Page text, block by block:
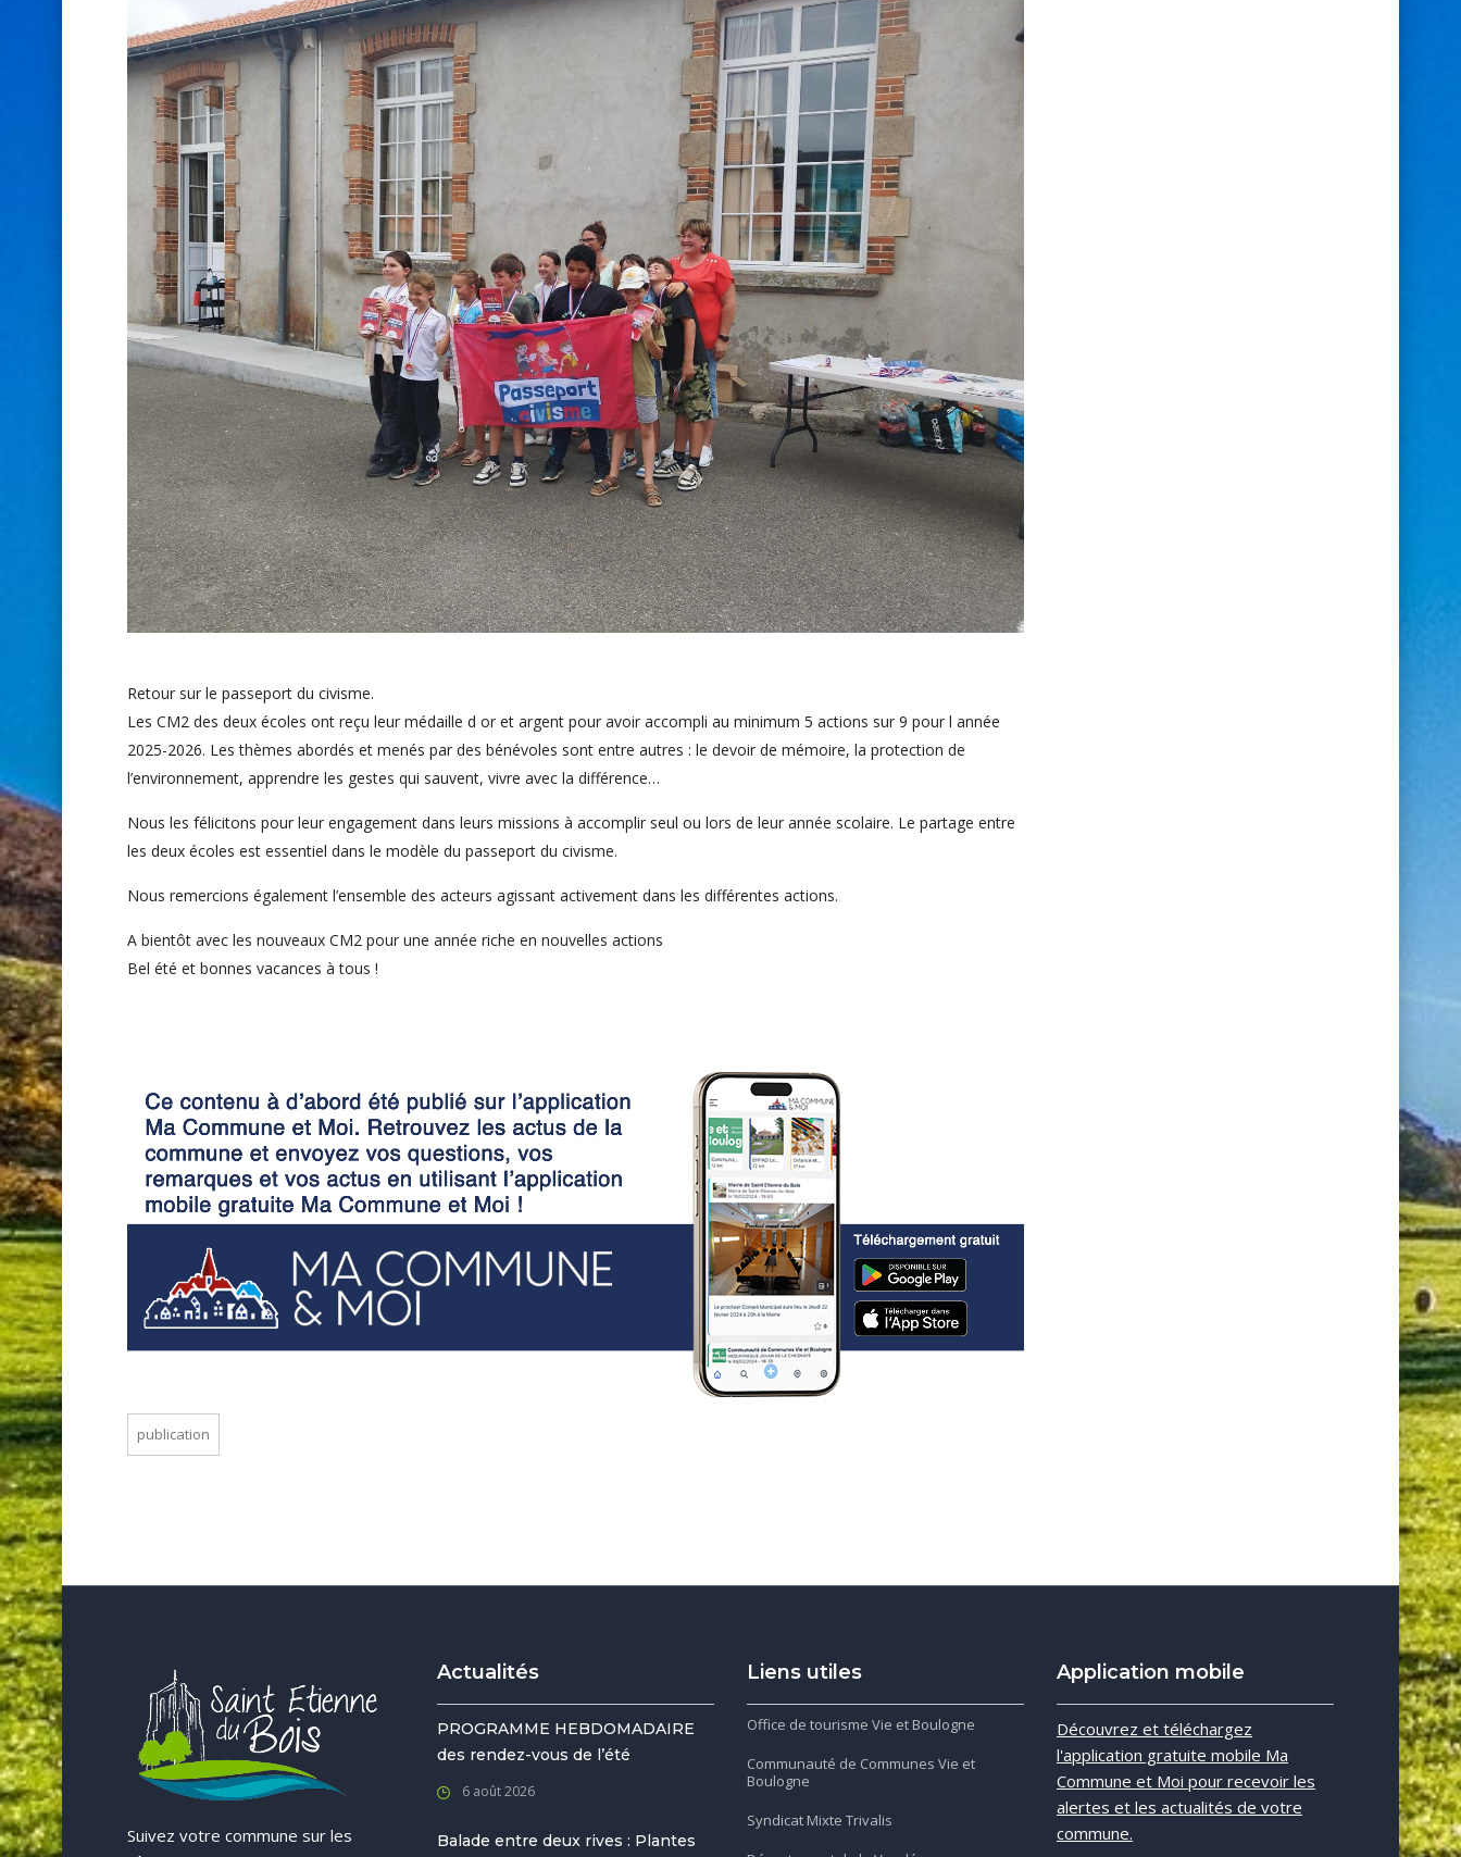
Retour sur le passeport du civisme.
Les CM2 des deux écoles ont reçu leur médaille d or et argent pour avoir accompli au minimum 5 actions sur 9 pour l année
2025-2026. Les thèmes abordés et menés par des bénévoles sont entre autres : le devoir de mémoire, la protection de
l’environnement, apprendre les gestes qui sauvent, vivre avec la différence…
Nous les félicitons pour leur engagement dans leurs missions à accomplir seul ou lors de leur année scolaire. Le partage entre
les deux écoles est essentiel dans le modèle du passeport du civisme.
Nous remercions également l’ensemble des acteurs agissant activement dans les différentes actions.
A bientôt avec les nouveaux CM2 pour une année riche en nouvelles actions
Bel été et bonnes vacances à tous !
publication
Suivez votre commune sur les
Actualités
PROGRAMME HEBDOMADAIRE
des rendez-vous de l’été
6 août 2026
Balade entre deux rives : Plantes
Liens utiles
Office de tourisme Vie et Boulogne
Communauté de Communes Vie et
Boulogne
Syndicat Mixte Trivalis
Application mobile
Découvrez et téléchargez
l'application gratuite mobile Ma
Commune et Moi pour recevoir les
alertes et les actualités de votre
commune.